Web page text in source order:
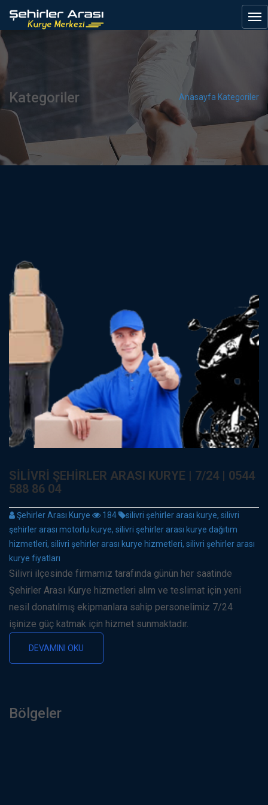
Kategoriler Anasayfa Kategoriler
SILIVRI ŞEHIRLER ARASI KURYE | 7/24 | 0544
588 86 04
Şehirler Arası Kurye 184
silivri şehirler arası kurye, silivri
şehirler arası motorlu kurye, silivri şehirler arası kurye dağıtım
hizmetleri, silivri şehirler arası kurye hizmetleri, silivri şehirler arası
kurye fiyatları
Silivri ilçesinde firmamız tarafında günün her saatinde
Şehirler Arası Kurye hizmetleri alım ve teslimat için yeni
nesil donatılmış ekipmanlara sahip personelimiz 7/24
işinize güç katmak için hizmet sunmaktadır.
DEVAMINI OKU
Bölgeler